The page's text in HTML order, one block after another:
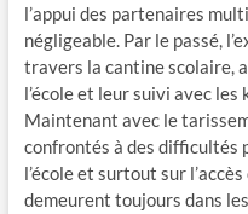
l’appui des partenaires
négligeable. Par le passé,
travers la cantine scolaire,
l’école et leur suivi avec
Maintenant avec le
confrontés à des difficultés
l’école et surtout sur
demeurent toujours dans